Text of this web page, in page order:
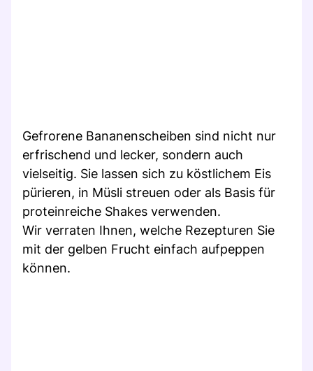
Gefrorene Bananenscheiben sind nicht nur
erfrischend und lecker, sondern auch
vielseitig. Sie lassen sich zu köstlichem Eis
pürieren, in Müsli streuen oder als Basis für
proteinreiche Shakes verwenden.
Wir verraten Ihnen, welche Rezepturen Sie
mit der gelben Frucht einfach aufpeppen
können.